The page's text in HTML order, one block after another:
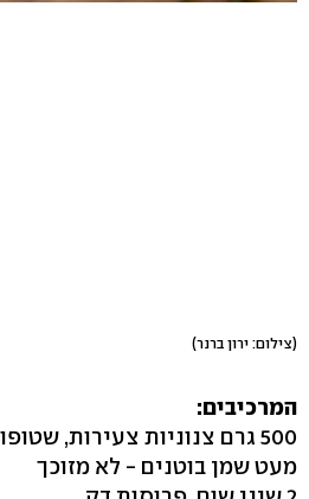
(צילום: ירון ברנר)
המרכיבים:
500 גרם צנוניות צעירות, שטופות וחצויות לאורכן
מעט שמן בוטנים - לא מזוכך